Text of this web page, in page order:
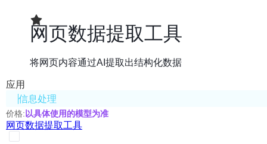
网页数据提取工具
将网页内容通过AI提取出结构化数据
应用
信息处理
价格: 以具体使用的模型为准
网页数据提取工具